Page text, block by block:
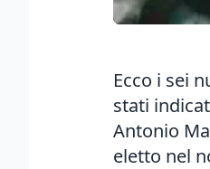
Ecco i sei
stati
Antonio
eletto nel